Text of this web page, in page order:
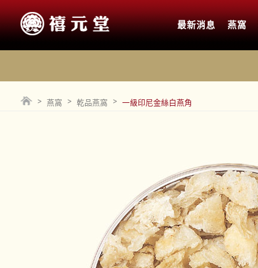
最新消息 燕窩
> 燕窩 > 乾品燕窩 > 一級印尼金絲白燕角